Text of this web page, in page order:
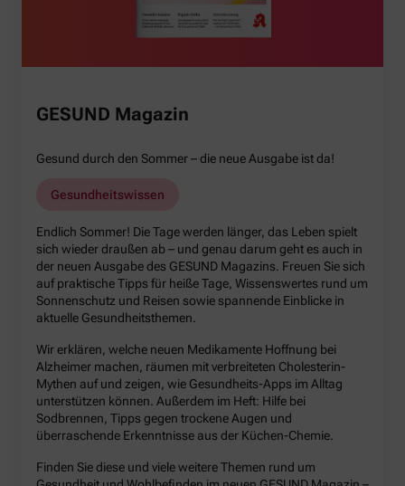
GESUND Magazin
Gesund durch den Sommer – die neue Ausgabe ist da!
Gesundheitswissen
Endlich Sommer! Die Tage werden länger, das Leben spielt
sich wieder draußen ab – und genau darum geht es auch in
der neuen Ausgabe des GESUND Magazins. Freuen Sie sich
auf praktische Tipps für heiße Tage, Wissenswertes rund um
Sonnenschutz und Reisen sowie spannende Einblicke in
aktuelle Gesundheitsthemen.
Wir erklären, welche neuen Medikamente Hoffnung bei
Alzheimer machen, räumen mit verbreiteten Cholesterin-
Mythen auf und zeigen, wie Gesundheits-Apps im Alltag
unterstützen können. Außerdem im Heft: Hilfe bei
Sodbrennen, Tipps gegen trockene Augen und
überraschende Erkenntnisse aus der Küchen-Chemie.
Finden Sie diese und viele weitere Themen rund um